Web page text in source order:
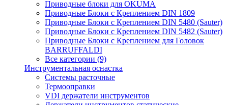
Приводные блоки для OKUMA
Приводные Блоки с Креплением DIN 1809
Приводные Блоки с Креплением DIN 5480 (Sauter)
Приводные Блоки с Креплением DIN 5482 (Sauter)
Приводные Блоки с Креплением для Головок
BARRUFFALDI
Все категории (9)
Инструментальная оснастка
Системы расточные
Термооправки
VDI держатели инструментов